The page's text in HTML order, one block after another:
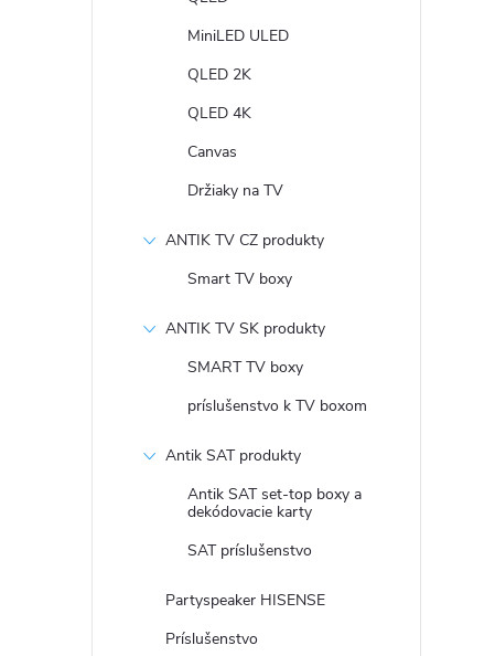
MiniLED ULED
QLED 2K
QLED 4K
Canvas
Držiaky na TV
ANTIK TV CZ produkty
Smart TV boxy
ANTIK TV SK produkty
SMART TV boxy
príslušenstvo k TV boxom
Antik SAT produkty
Antik SAT set-top boxy a
dekódovacie karty
SAT príslušenstvo
Partyspeaker HISENSE
Príslušenstvo